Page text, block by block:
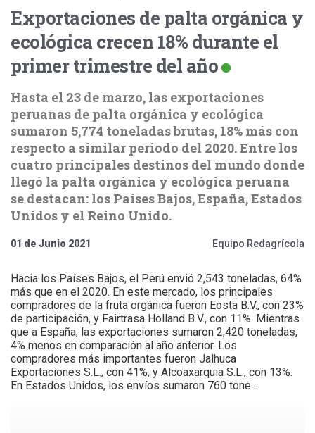
Exportaciones de palta orgánica y
ecológica crecen 18% durante el
primer trimestre del año
Hasta el 23 de marzo, las exportaciones
peruanas de palta orgánica y ecológica
sumaron 5,774 toneladas brutas, 18% más con
respecto a similar periodo del 2020. Entre los
cuatro principales destinos del mundo donde
llegó la palta orgánica y ecológica peruana
se destacan: los Países Bajos, España, Estados
Unidos y el Reino Unido.
01 de Junio 2021 Equipo Redagrícola
Hacia los Países Bajos, el Perú envió 2,543 toneladas, 64%
más que en el 2020. En este mercado, los principales
compradores de la fruta orgánica fueron Eosta B.V., con 23%
de participación, y Fairtrasa Holland B.V., con 11%. Mientras
que a España, las exportaciones sumaron 2,420 toneladas,
4% menos en comparación al año anterior. Los
compradores más importantes fueron Jalhuca
Exportaciones S.L., con 41%, y Alcoaxarquia S.L., con 13%.
En Estados Unidos, los envíos sumaron 760 tone...